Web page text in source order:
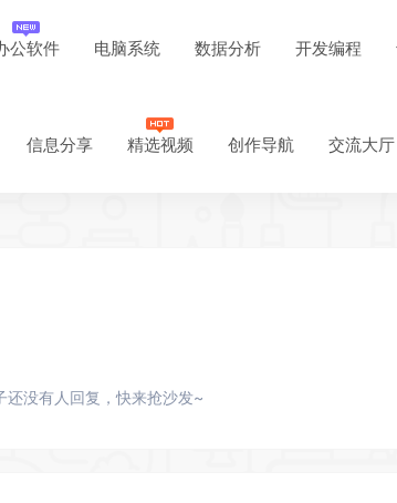
公软件 电脑系统 数据分析 开发编程
信息分享 精选视频 创作导航 交流大厅
还没有人回复，快来抢沙发~